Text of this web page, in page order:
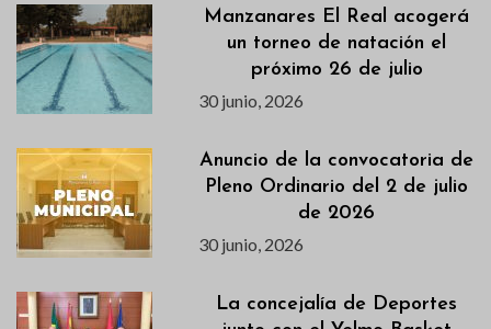
Manzanares El Real acogerá
un torneo de natación el
próximo 26 de julio
30 junio, 2026
Anuncio de la convocatoria de
Pleno Ordinario del 2 de julio
de 2026
30 junio, 2026
La concejalía de Deportes